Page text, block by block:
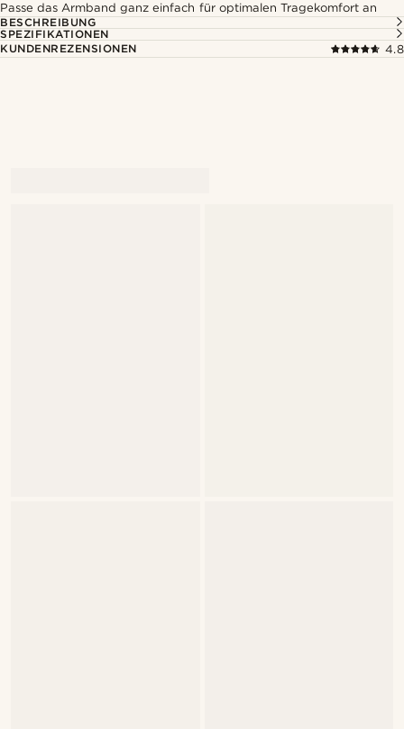
Passe das Armband ganz einfach für optimalen Tragekomfort an
BESCHREIBUNG
SPEZIFIKATIONEN
KUNDENREZENSIONEN
4.8